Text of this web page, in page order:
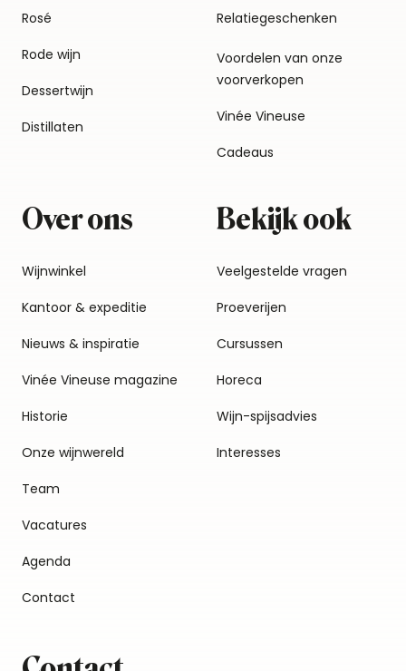
Rosé
Rode wijn
Dessertwijn
Distillaten
Relatiegeschenken
Voordelen van onze
voorverkopen
Vinée Vineuse
Cadeaus
Over ons
Wijnwinkel
Kantoor & expeditie
Nieuws & inspiratie
Vinée Vineuse magazine
Historie
Onze wijnwereld
Team
Vacatures
Agenda
Contact
Bekijk ook
Veelgestelde vragen
Proeverijen
Cursussen
Horeca
Wijn-spijsadvies
Interesses